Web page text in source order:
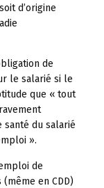
d’origine
de
le salarié si le
que « tout
santé du salarié
».
de
en CDD)